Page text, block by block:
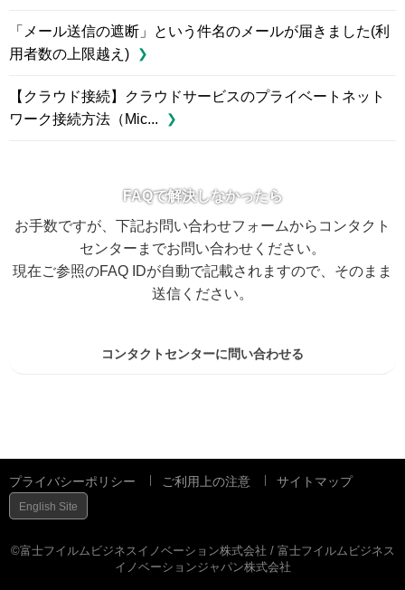
「メール送信の遮断」という件名のメールが届きました(利
用者数の上限越え)
【クラウド接続】クラウドサービスのプライベートネット
ワーク接続方法（Mic...
FAQで解決しなかったら
お手数ですが、下記お問い合わせフォームからコンタクト
センターまでお問い合わせください。
現在ご参照のFAQ IDが自動で記載されますので、そのまま
送信ください。
コンタクトセンターに問い合わせる
プライバシーポリシー ご利用上の注意 サイトマップ
English Site
©富士フイルムビジネスイノベーション株式会社 / 富士フイルムビジネス
イノベーションジャパン株式会社